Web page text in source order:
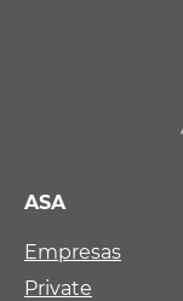
ASA
Empresas
Private